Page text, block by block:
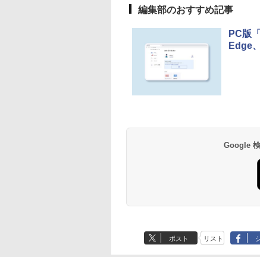
FaceTime HDカメ
ラ、Touch ID - イン
ンチMacBook
Neo(A18 Pro)|ダウン
ロード版
続バッテリー、6
書籍リーダー、ブラ
ック、16GB、広
￥19,980
編集部のおすすめ記事
PC版
Edge
Google
ポスト リスト